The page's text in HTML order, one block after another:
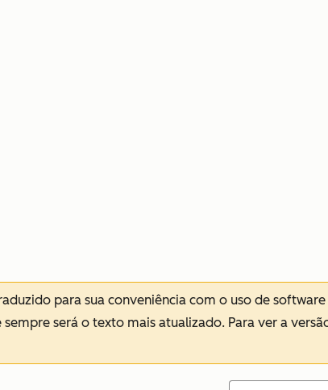
para sua conveniência com o uso de
será o texto mais atualizado. Para ver a